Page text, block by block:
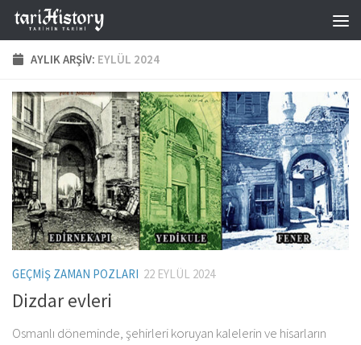
Skip to content
AYLIK ARŞIV: EYLÜL 2024
GEÇMIŞ ZAMAN POZLARI 22 EYLÜL 2024
Dizdar evleri
Osmanlı döneminde, şehirleri koruyan kalelerin ve hisarların